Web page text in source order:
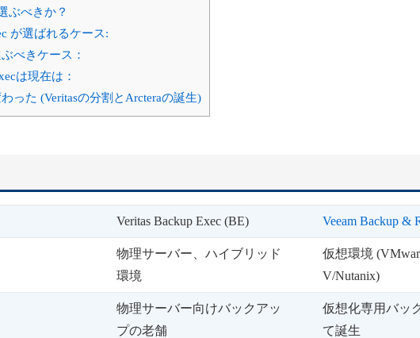
ぶべきか？
が選ばれるケース:
べきケース：
は現在は：
った (Veritasの分割とArcteraの誕生)
Veritas Backup Exec (BE) Veeam Backup &
物理サーバー、ハイブリッド
環境
仮想環境
V/Nutanix)
物理サーバー向けバックアッ
プの老舗
仮想化専用バッ
て誕生